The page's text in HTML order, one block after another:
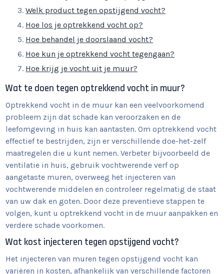
Welk product tegen opstijgend vocht?
Hoe los je optrekkend vocht op?
Hoe behandel je doorslaand vocht?
Hoe kun je optrekkend vocht tegengaan?
Hoe krijg je vocht uit je muur?
Wat te doen tegen optrekkend vocht in muur?
Optrekkend vocht in de muur kan een veelvoorkomend
probleem zijn dat schade kan veroorzaken en de
leefomgeving in huis kan aantasten. Om optrekkend vocht
effectief te bestrijden, zijn er verschillende doe-het-zelf
maatregelen die u kunt nemen. Verbeter bijvoorbeeld de
ventilatie in huis, gebruik vochtwerende verf op
aangetaste muren, overweeg het injecteren van
vochtwerende middelen en controleer regelmatig de staat
van uw dak en goten. Door deze preventieve stappen te
volgen, kunt u optrekkend vocht in de muur aanpakken en
verdere schade voorkomen.
Wat kost injecteren tegen opstijgend vocht?
Het injecteren van muren tegen opstijgend vocht kan
variëren in kosten, afhankelijk van verschillende factoren